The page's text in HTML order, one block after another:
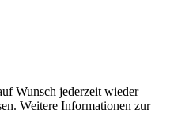
Wunsch jederzeit wieder
Weitere Informationen zur